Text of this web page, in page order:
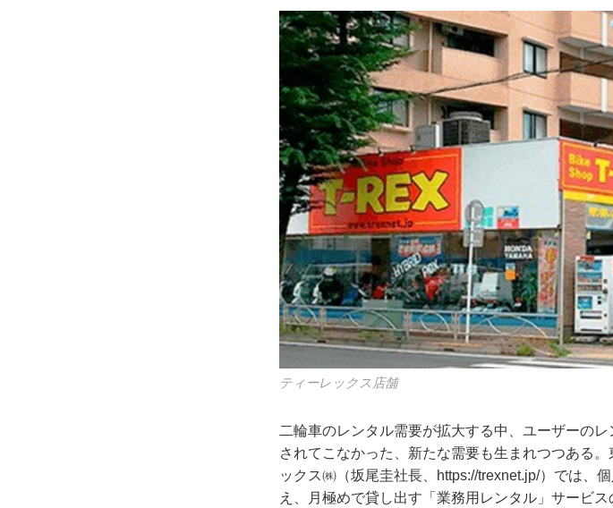
ティーレックス店舗
二輪車のレンタル需要が拡大する中、ユーザーの
されてこなかった、新たな需要も生まれつつある
ックス㈱（坂尾圭社長、
https://trexnet.jp/）では、
え、月極めで貸し出す「業務用レンタル」サービス